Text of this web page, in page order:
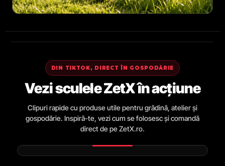
DIN TIKTOK, DIRECT ÎN GOSPODĂRIE
Vezi sculele ZetX în acțiune
Clipuri rapide cu produse utile pentru grădină, atelier și
gospodărie. Inspiră-te, vezi cum se folosesc și comandă
direct de pe ZetX.ro.